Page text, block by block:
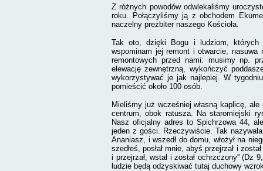
Z różnych powodów odwlekaliśmy
roku. Połączyliśmy ją z obchodem
naczelny prezbiter naszego Kościoła.
Tak oto, dzięki Bogu i ludziom, których
wspominam jej remont i otwarcie,
remontowych przed nami: musimy np.
elewację zewnętrzną, wykończyć
wykorzystywać je jak najlepiej. W
pomieścić około 100 osób.
Mieliśmy już wcześniej własną kaplicę,
centrum, obok ratusza. Na staromiejski
Nasz oficjalny adres to Spichrzowa 44,
jeden z gości. Rzeczywiście. Tak
Ananiasz, i wszedł do domu, włożył na
szedłeś, posłał mnie, abyś przejrzał i
i przejrzał, wstał i został ochrzczony” (Dz
ludzie będą odzyskiwać tutaj duchowy